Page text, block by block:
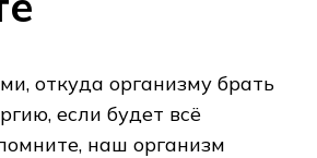
откуда организму брать
если будет всё
наш организм